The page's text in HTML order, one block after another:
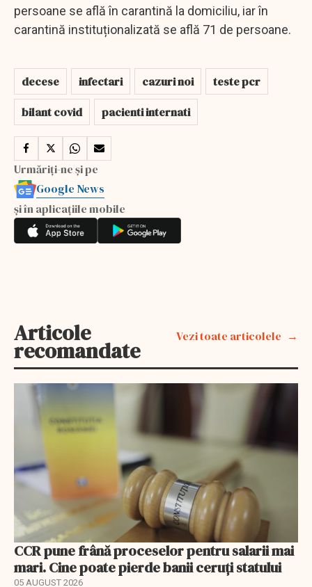
persoane se află în carantină la domiciliu, iar în
carantină instituționalizată se află 71 de persoane.
decese infectari cazuri noi
teste pcr
bilant covid
pacienti internati
Urmăriți-ne și pe
Google News
și în aplicațiile mobile
Articole
recomandate
Vezi toate articolele
CCR pune frână proceselor pentru salarii mai
mari. Cine poate pierde banii ceruți statului
05 AUGUST 2026